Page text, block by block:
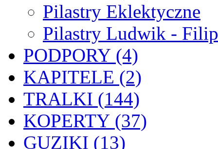
Pilastry Eklektyczne
Pilastry Ludwik - Filip
PODPORY (4)
KAPITELE (2)
TRALKI (144)
KOPERTY (37)
GUZIKI (13)